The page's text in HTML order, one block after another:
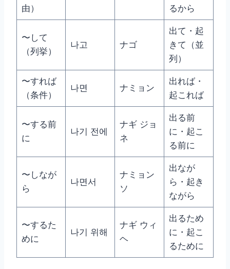
由）
るから
〜して
（列挙）
나고 ナゴ
出て・起
きて（並
列）
〜すれば
（条件）
나면 ナミョン
出れば・
起これば
〜する前
に
나기 전에
ナギ ジョ
ネ
出る前
に・起こ
る前に
〜しなが
ら
나면서
ナミョン
ソ
出なが
ら・起き
ながら
〜するた
めに
나기 위해
ナギ ウィ
ヘ
出るため
に・起こ
るために